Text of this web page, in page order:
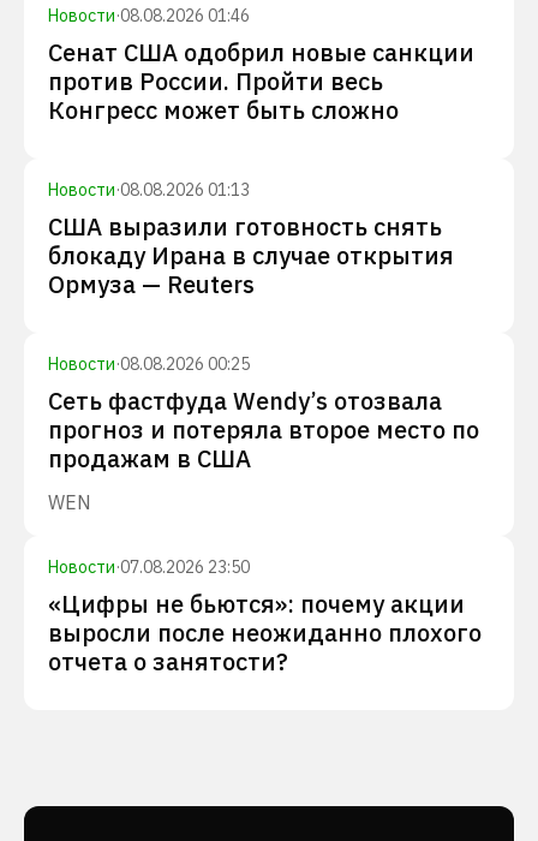
Новости·08.08.2026 01:46
Сенат США одобрил новые санкции
против России. Пройти весь
Конгресс может быть сложно
Новости·08.08.2026 01:13
США выразили готовность снять
блокаду Ирана в случае открытия
Ормуза — Reuters
Новости·08.08.2026 00:25
Сеть фастфуда Wendy’s отозвала
прогноз и потеряла второе место по
продажам в США
WEN
Новости·07.08.2026 23:50
«Цифры не бьются»: почему акции
выросли после неожиданно плохого
отчета о занятости?